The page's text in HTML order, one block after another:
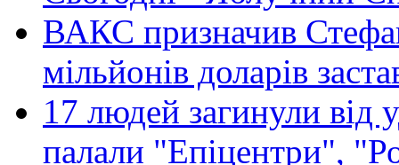
ВАКС призначив
мільйонів доларів
17 людей загинули від
палали "Епіцентри",